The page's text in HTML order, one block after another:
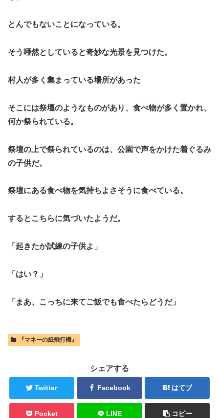
とんでもないことになっている。
そう唖然としていると奇妙な光景を見つけた。
村人が多く集まっている場所があった
そこには祭壇のようなものがあり、食べ物が多く置かれ、
何か祭られている。
祭壇の上で祭られているのは、公園で声をかけた着ぐるみ
の子供だ。
祭壇にある食べ物を気持ちよさそうに食べている。
するとこちらに気づいたようだ。
「起きたか試練の子供よ」
「はい？」
「まあ、こっちに来てご飯でも食べたらどうだ」
『マネーの紙飛行機』
シェアする
Twitter Facebook はてブ
Pocket LINE コピー